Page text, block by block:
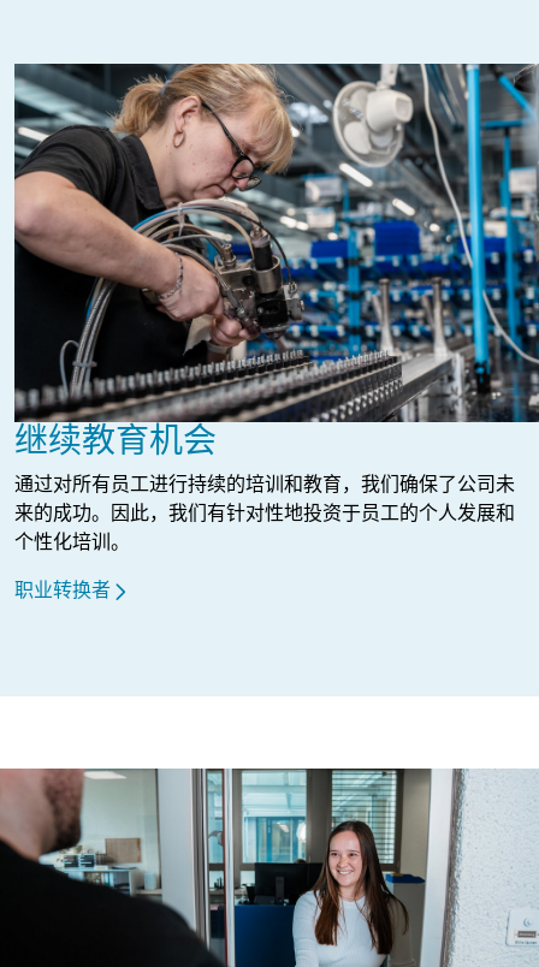
继续教育机会
通过对所有员工进行持续的培训和教育，我们确保了公司未
来的成功。因此，我们有针对性地投资于员工的个人发展和
个性化培训。
职业转换者